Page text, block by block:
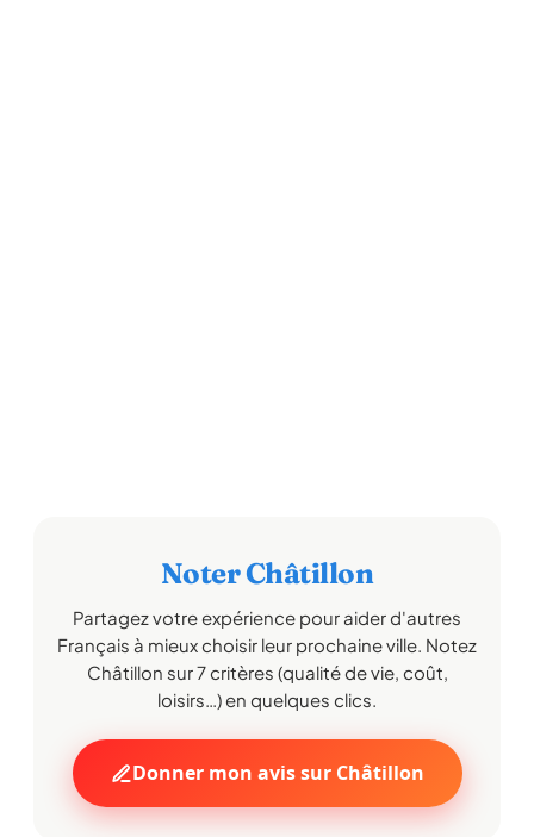
Noter Châtillon
Partagez votre expérience pour aider d'autres
Français à mieux choisir leur prochaine ville. Notez
Châtillon sur 7 critères (qualité de vie, coût,
loisirs…) en quelques clics.
Donner mon avis sur Châtillon